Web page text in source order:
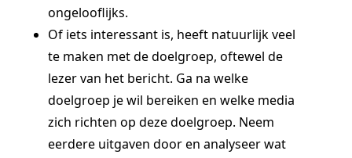
ongelooflijks.
Of iets interessant is, heeft natuurlijk veel
te maken met de doelgroep, oftewel de
lezer van het bericht. Ga na welke
doelgroep je wil bereiken en welke media
zich richten op deze doelgroep. Neem
eerdere uitgaven door en analyseer wat